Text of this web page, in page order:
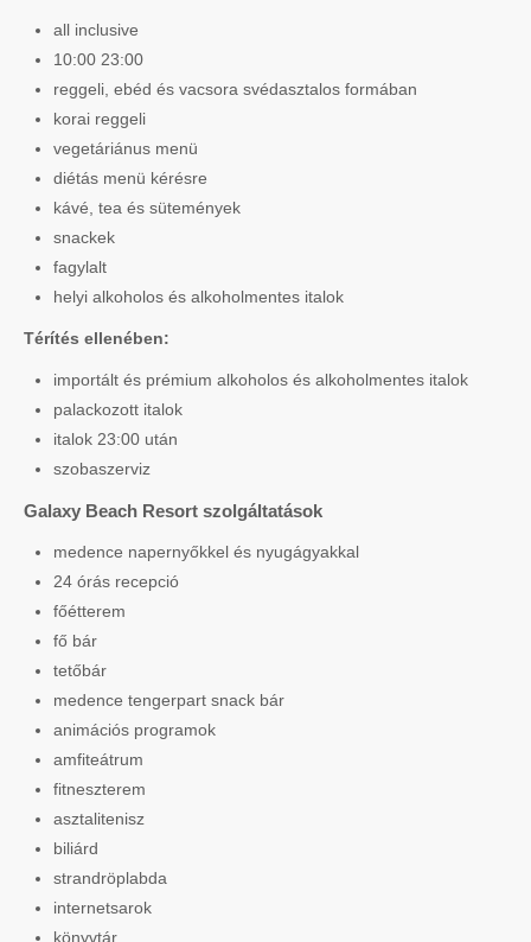
all inclusive
10:00 23:00
reggeli, ebéd és vacsora svédasztalos formában
korai reggeli
vegetáriánus menü
diétás menü kérésre
kávé, tea és sütemények
snackek
fagylalt
helyi alkoholos és alkoholmentes italok
Térítés ellenében:
importált és prémium alkoholos és alkoholmentes italok
palackozott italok
italok 23:00 után
szobaszerviz
Galaxy Beach Resort szolgáltatások
medence napernyőkkel és nyugágyakkal
24 órás recepció
főétterem
fő bár
tetőbár
medence tengerpart snack bár
animációs programok
amfiteátrum
fitneszterem
asztalitenisz
biliárd
strandröplabda
internetsarok
könyvtár